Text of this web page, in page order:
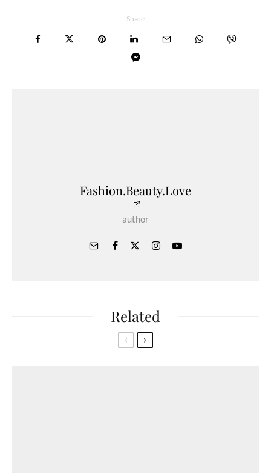
Share
Fashion.Beauty.Love
author
Related